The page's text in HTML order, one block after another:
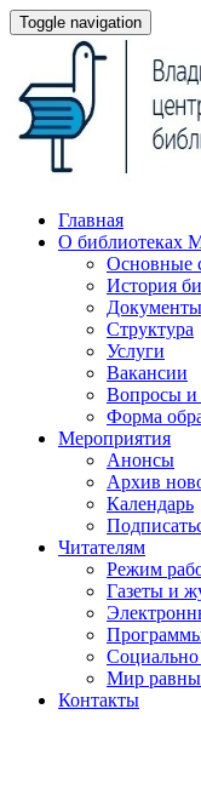
Toggle navigation
Главная
О
Основные
История
Документы
Структура
Услуги
Вакансии
Вопросы и
Форма
Мероприятия
Анонсы
Архив
Календарь
Читателям
Режим
Газеты и
Мир
Контакты